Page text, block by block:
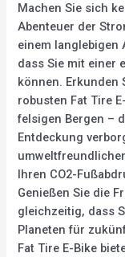
Machen Sie sich
Abenteuer der
einem langlebigen
dass Sie mit einer
können. Erkunden
robusten Fat Tire
felsigen Bergen –
Entdeckung
Ihren CO2-
Genießen Sie die
gleichzeitig, dass
Planeten für
Fat Tire E-Bike